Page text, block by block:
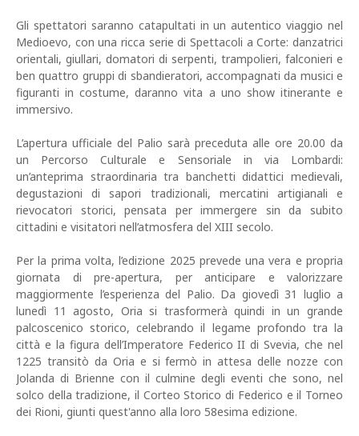
Gli spettatori saranno catapultati in un autentico viaggio nel
Medioevo, con una ricca serie di Spettacoli a Corte: danzatrici
orientali, giullari, domatori di serpenti, trampolieri, falconieri e
ben quattro gruppi di sbandieratori, accompagnati da musici e
figuranti in costume, daranno vita a uno show itinerante e
immersivo.
L’apertura ufficiale del Palio sarà preceduta alle ore 20.00 da
un Percorso Culturale e Sensoriale in via Lombardi:
un’anteprima straordinaria tra banchetti didattici medievali,
degustazioni di sapori tradizionali, mercatini artigianali e
rievocatori storici, pensata per immergere sin da subito
cittadini e visitatori nell’atmosfera del XIII secolo.
Per la prima volta, l’edizione 2025 prevede una vera e propria
giornata di pre-apertura, per anticipare e valorizzare
maggiormente l’esperienza del Palio. Da giovedì 31 luglio a
lunedì 11 agosto, Oria si trasformerà quindi in un grande
palcoscenico storico, celebrando il legame profondo tra la
città e la figura dell’Imperatore Federico II di Svevia, che nel
1225 transitò da Oria e si fermò in attesa delle nozze con
Jolanda di Brienne con il culmine degli eventi che sono, nel
solco della tradizione, il Corteo Storico di Federico e il Torneo
dei Rioni, giunti quest'anno alla loro 58esima edizione.